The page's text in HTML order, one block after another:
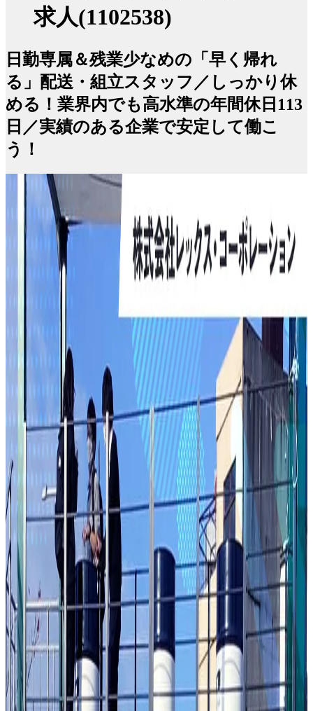
求人(1102538)
日勤専属＆残業少なめの「早く帰れ
る」配送・組立スタッフ／しっかり休
める！業界内でも高水準の年間休日113
日／実績のある企業で安定して働こ
う！